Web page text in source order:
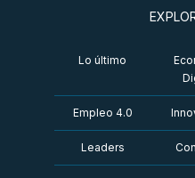
Lo último
Empleo 4.0
Leaders